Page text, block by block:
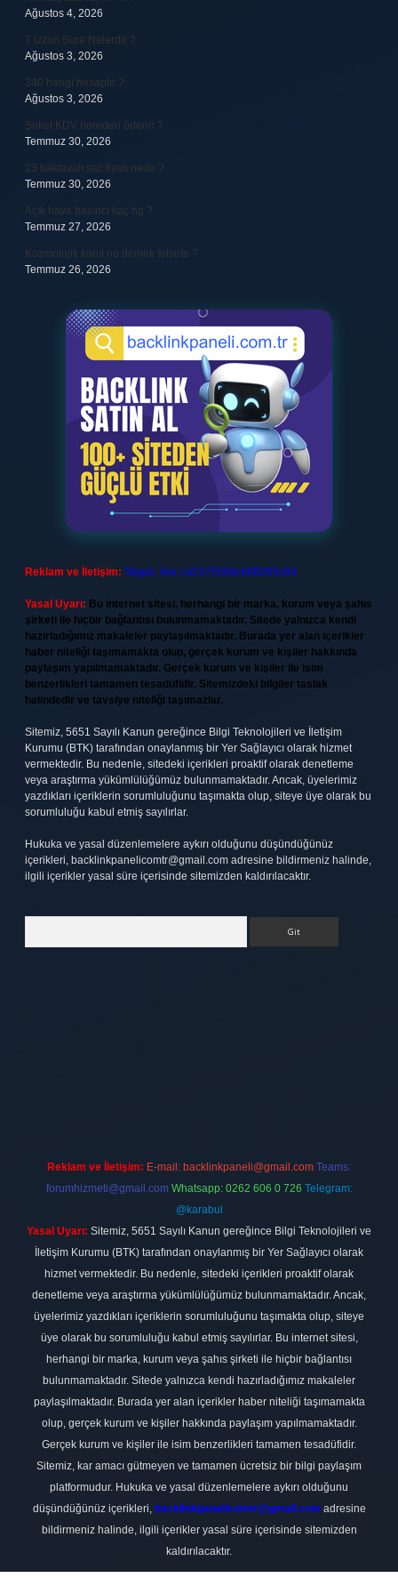
Ağustos 4, 2026
7 Uzun Sure Nelerdir ?
Ağustos 3, 2026
340 hangi hesaptır ?
Ağustos 3, 2026
Şirket KDV nereden ödenir ?
Temmuz 30, 2026
23 baklavalı sac fiyatı nedir ?
Temmuz 30, 2026
Açık hava basıncı kaç hg ?
Temmuz 27, 2026
Kozmolojik kanıt ne demek felsefe ?
Temmuz 26, 2026
Reklam ve İletişim: Skype: live:.cid.575569c608265c69
Yasal Uyarı: Bu internet sitesi, herhangi bir marka, kurum veya şahıs
şirketi ile hiçbir bağlantısı bulunmamaktadır. Sitede yalnızca kendi
hazırladığımız makaleler paylaşılmaktadır. Burada yer alan içerikler
haber niteliği taşımamakta olup, gerçek kurum ve kişiler hakkında
paylaşım yapılmamaktadır. Gerçek kurum ve kişiler ile isim
benzerlikleri tamamen tesadüfidir. Sitemizdeki bilgiler taslak
halindedir ve tavsiye niteliği taşımazlar.
Sitemiz, 5651 Sayılı Kanun gereğince Bilgi Teknolojileri ve İletişim
Kurumu (BTK) tarafından onaylanmış bir Yer Sağlayıcı olarak hizmet
vermektedir. Bu nedenle, sitedeki içerikleri proaktif olarak denetleme
veya araştırma yükümlülüğümüz bulunmamaktadır. Ancak, üyelerimiz
yazdıkları içeriklerin sorumluluğunu taşımakta olup, siteye üye olarak bu
sorumluluğu kabul etmiş sayılırlar.
Hukuka ve yasal düzenlemelere aykırı olduğunu düşündüğünüz
içerikleri, backlinkpanelicomtr@gmail.com adresine bildirmeniz halinde,
ilgili içerikler yasal süre içerisinde sitemizden kaldırılacaktır.
Reklam ve İletişim: E-mail: backlinkpaneli@gmail.com Teams:
forumhizmeti@gmail.com Whatsapp: 0262 606 0 726 Telegram:
@karabul
Yasal Uyarı: Sitemiz, 5651 Sayılı Kanun gereğince Bilgi Teknolojileri ve
İletişim Kurumu (BTK) tarafından onaylanmış bir Yer Sağlayıcı olarak
hizmet vermektedir. Bu nedenle, sitedeki içerikleri proaktif olarak
denetleme veya araştırma yükümlülüğümüz bulunmamaktadır. Ancak,
üyelerimiz yazdıkları içeriklerin sorumluluğunu taşımakta olup, siteye
üye olarak bu sorumluluğu kabul etmiş sayılırlar. Bu internet sitesi,
herhangi bir marka, kurum veya şahıs şirketi ile hiçbir bağlantısı
bulunmamaktadır. Sitede yalnızca kendi hazırladığımız makaleler
paylaşılmaktadır. Burada yer alan içerikler haber niteliği taşımamakta
olup, gerçek kurum ve kişiler hakkında paylaşım yapılmamaktadır.
Gerçek kurum ve kişiler ile isim benzerlikleri tamamen tesadüfidir.
Sitemiz, kar amacı gütmeyen ve tamamen ücretsiz bir bilgi paylaşım
platformudur. Hukuka ve yasal düzenlemelere aykırı olduğunu
düşündüğünüz içerikleri, backlinkpanelicomtr@gmail.com adresine
bildirmeniz halinde, ilgili içerikler yasal süre içerisinde sitemizden
kaldırılacaktır.